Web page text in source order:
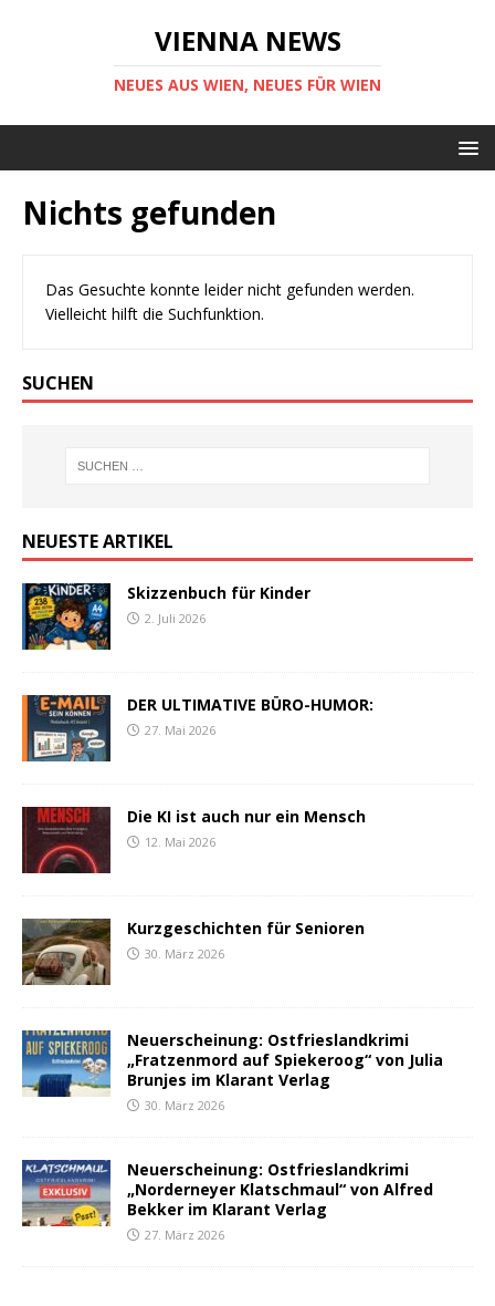
VIENNA NEWS
NEUES AUS WIEN, NEUES FÜR WIEN
Nichts gefunden
Das Gesuchte konnte leider nicht gefunden werden.
Vielleicht hilft die Suchfunktion.
SUCHEN
NEUESTE ARTIKEL
Skizzenbuch für Kinder
2. Juli 2026
DER ULTIMATIVE BÜRO-HUMOR:
27. Mai 2026
Die KI ist auch nur ein Mensch
12. Mai 2026
Kurzgeschichten für Senioren
30. März 2026
Neuerscheinung: Ostfrieslandkrimi
„Fratzenmord auf Spiekeroog“ von Julia
Brunjes im Klarant Verlag
30. März 2026
Neuerscheinung: Ostfrieslandkrimi
„Norderneyer Klatschmaul“ von Alfred
Bekker im Klarant Verlag
27. März 2026